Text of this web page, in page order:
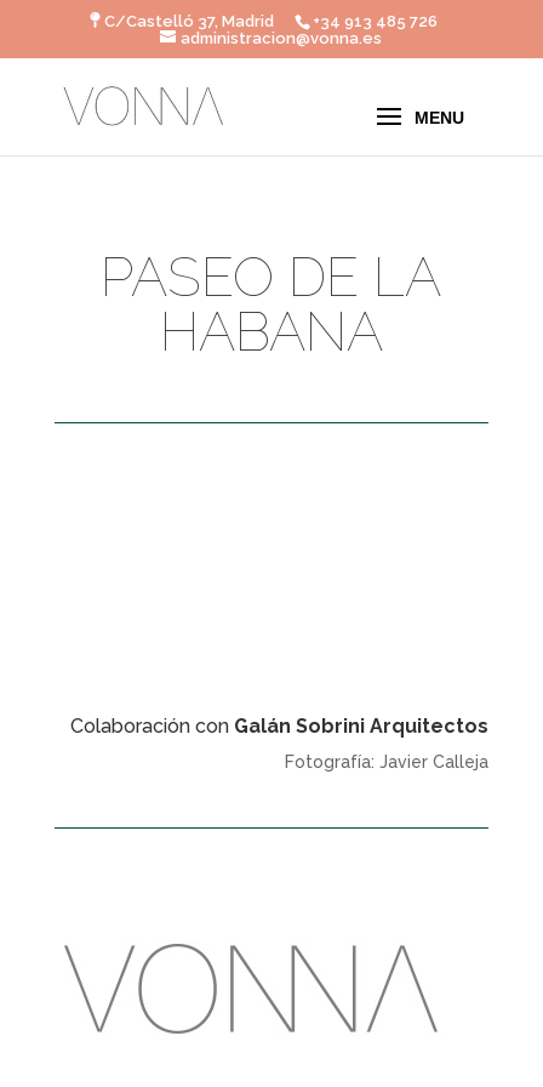
C/Castelló 37, Madrid
+34 913 485 726
administracion@vonna.es
PASEO DE LA
HABANA
Colaboración con Galán Sobrini Arquitectos
Fotografía: Javier Calleja